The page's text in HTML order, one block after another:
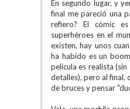
En segundo lugar, y
final me pareció una
refiero? El cómic
superhéroes en el
existen, hay unos
ha habido es un
película es realista
detalles), pero al final,
de bruces y pensar